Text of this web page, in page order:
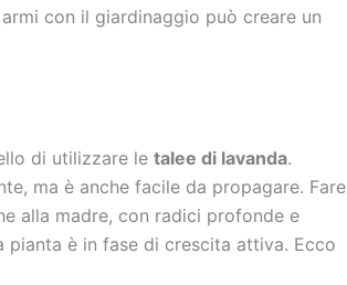
con il giardinaggio può creare un
di utilizzare le talee di lavanda.
ma è anche facile da propagare. Fare
alla madre, con radici profonde e
pianta è in fase di crescita attiva. Ecco